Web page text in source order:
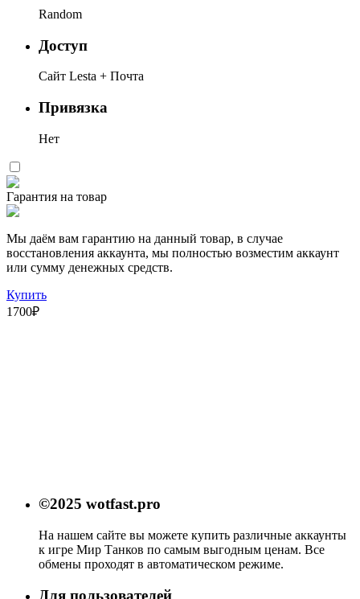
Random
Доступ
Сайт Lesta + Почта
Привязка
Нет
Гарантия на товар
Мы даём вам гарантию на данный товар, в случае
восстановления аккаунта, мы полностью возместим аккаунт
или сумму денежных средств.
Купить
1700₽
©2025 wotfast.pro
На нашем сайте вы можете купить различные аккаунты
к игре Мир Танков по самым выгодным ценам. Все
обмены проходят в автоматическом режиме.
Для пользователей